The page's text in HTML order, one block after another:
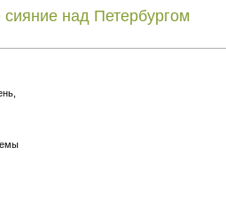
над Петербургом